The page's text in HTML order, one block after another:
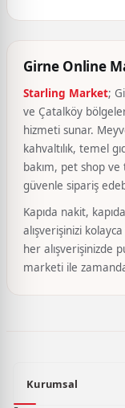
Girne Online
Starling Market;
ve Çatalköy
hizmeti sunar.
kahvaltılık, temel
bakım, pet shop ve
güvenle sipariş
Kapıda nakit,
alışverişinizi
her alışverişinizde
marketi ile
Kurumsal